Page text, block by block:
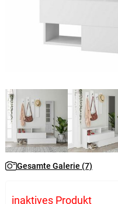
Gesamte Galerie (7)
inaktives Produkt